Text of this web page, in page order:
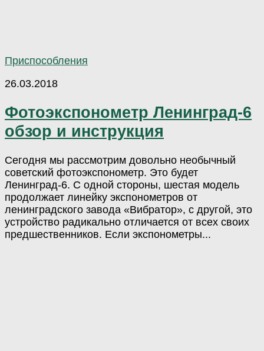
Приспособления
26.03.2018
Фотоэкспонометр Ленинград-6
обзор и инструкция
Сегодня мы рассмотрим довольно необычный
советский фотоэкспонометр. Это будет
Ленинград-6. С одной стороны, шестая модель
продолжает линейку экспонометров от
ленинградского завода «Вибратор», с другой, это
устройство радикально отличается от всех своих
предшественников. Если экспонометры...